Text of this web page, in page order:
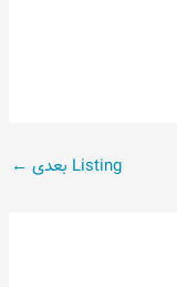
Listing بعدی ←